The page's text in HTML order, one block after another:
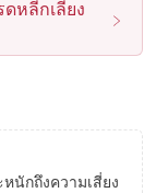
หลีกเลี่ยง
นักถึงความเสี่ยง